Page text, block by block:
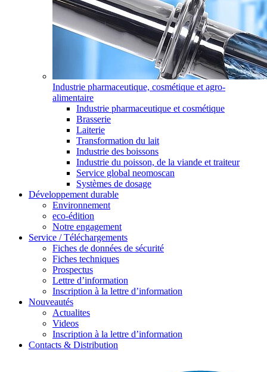
Industrie pharmaceutique, cosmétique et agro-
alimentaire
Industrie pharmaceutique et cosmétique
Brasserie
Laiterie
Transformation du lait
Industrie des boissons
Industrie du poisson, de la viande et traiteur
Service global neomoscan
Systèmes de dosage
Développement durable
Environnement
eco-édition
Notre engagement
Service / Téléchargements
Fiches de données de sécurité
Fiches techniques
Prospectus
Lettre d’information
Inscription à la lettre d’information
Nouveautés
Actualites
Videos
Inscription à la lettre d’information
Contacts & Distribution